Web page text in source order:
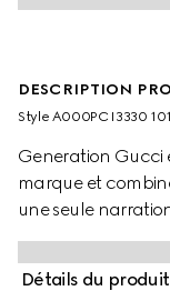
DESCRIPTION
Style ‎A000PC I3330
Generation Gucci
marque et
une seule
réinterprète les
moderne, comme
branches de ce
Détails du produit